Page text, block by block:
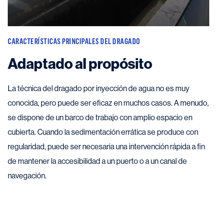
CARACTERÍSTICAS PRINCIPALES DEL DRAGADO
Adaptado al propósito
La técnica del dragado por inyección de agua no es muy
conocida, pero puede ser eficaz en muchos casos. A menudo,
se dispone de un barco de trabajo con amplio espacio en
cubierta. Cuando la sedimentación errática se produce con
regularidad, puede ser necesaria una intervención rápida a fin
de mantener la accesibilidad a un puerto o a un canal de
navegación.